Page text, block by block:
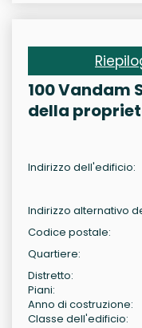
100 Vandam
della
Indirizzo dell'edificio:
Indirizzo alternativo
Codice postale:
Quartiere:
Distretto:
Piani:
Anno di costruzione:
Classe dell'edificio: